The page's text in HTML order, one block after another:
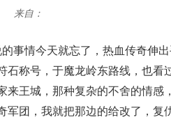
来自：
事情今天就忘了，热血传奇伸
石称号，于魔龙岭东路线，也看
来王城，那种复杂的不舍的情感
军团，我就把那边的给改了，复